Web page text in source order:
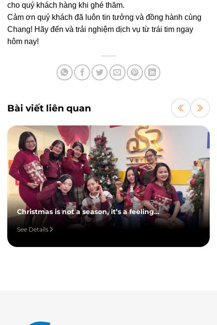
cho quý khách hàng khi ghé thăm.
Cảm ơn quý khách đã luôn tin tưởng và đồng hành cùng
Chang! Hãy đến và trải nghiệm dịch vụ từ trái tim ngay
hôm nay!
Bài viết liên quan
Christmas is not a season, it’s a feeling…
See Details